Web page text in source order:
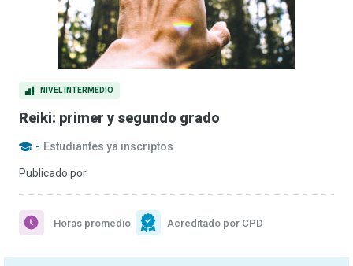
NIVEL INTERMEDIO
Reiki: primer y segundo grado
- Estudiantes ya inscriptos
Publicado por
Horas promedio Acreditado por CPD